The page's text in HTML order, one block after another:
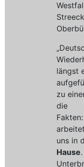
längst
zu
die
uns in
Hause